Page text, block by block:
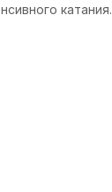
катания.